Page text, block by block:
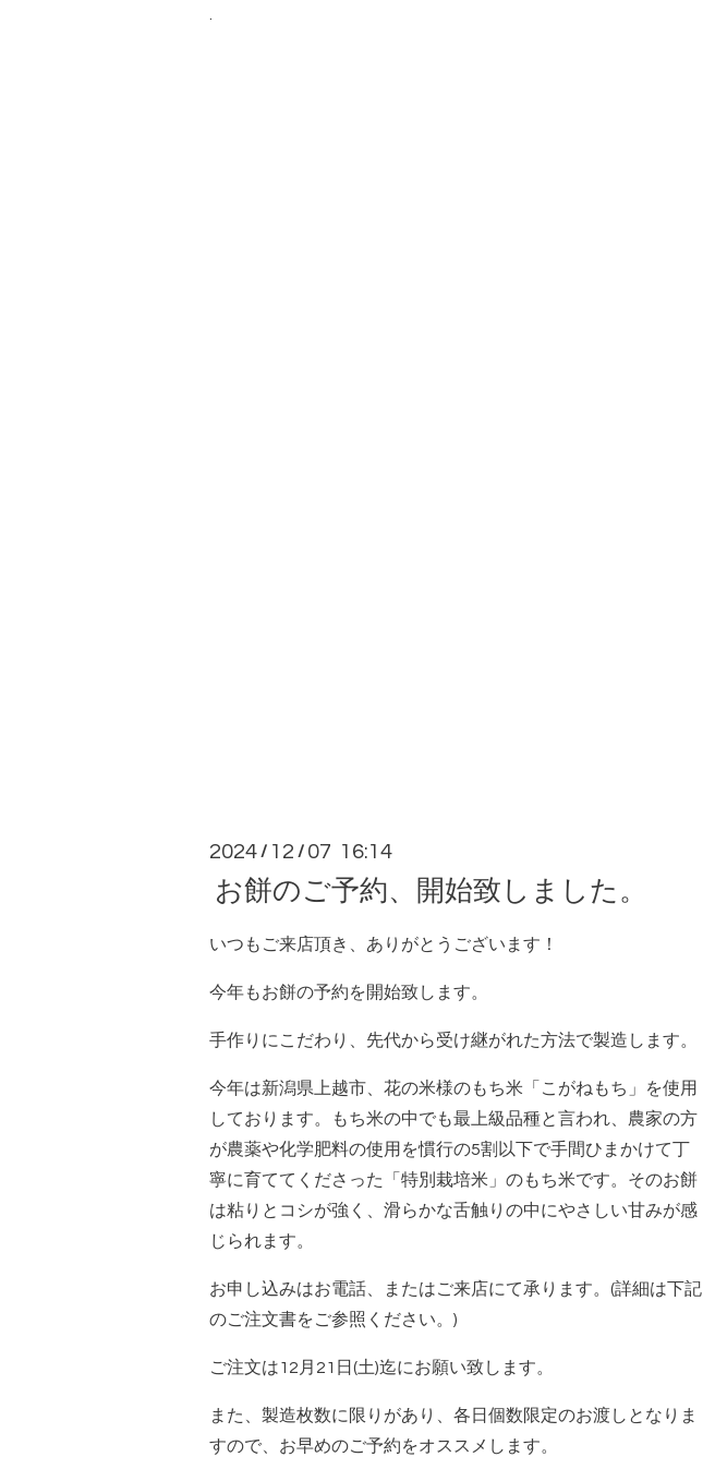
.
2024 / 12 / 07 16:14
お餅のご予約、開始致しました。
いつもご来店頂き、ありがとうございます！
今年もお餅の予約を開始致します。
手作りにこだわり、先代から受け継がれた方法で製造します。
今年は新潟県上越市、花の米様のもち米「こがねもち」を使用
しております。もち米の中でも最上級品種と言われ、農家の方
が農薬や化学肥料の使用を慣行の5割以下で手間ひまかけて丁
寧に育ててくださった「特別栽培米」のもち米です。そのお餅
は粘りとコシが強く、滑らかな舌触りの中にやさしい甘みが感
じられます。
お申し込みはお電話、またはご来店にて承ります。(詳細は下記
のご注文書をご参照ください。)
ご注文は12月21日(土)迄にお願い致します。
また、製造枚数に限りがあり、各日個数限定のお渡しとなりま
すので、お早めのご予約をオススメします。